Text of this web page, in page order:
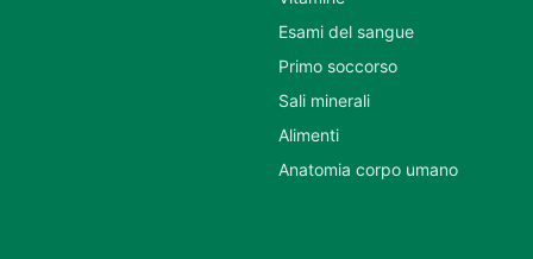
Esami del sangue
Primo soccorso
Sali minerali
Alimenti
Anatomia corpo umano